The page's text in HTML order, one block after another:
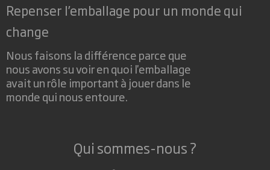
Repenser l’emballage pour un monde qui
change
Nous faisons la différence parce que
nous avons su voir en quoi l'emballage
avait un rôle important à jouer dans le
monde qui nous entoure.
Qui sommes-nous ?